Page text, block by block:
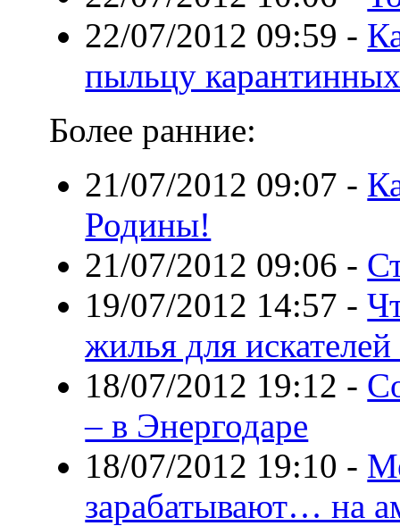
22/07/2012 09:59 -
пыльцу
Более ранние:
21/07/2012 09:07 -
Родины!
21/07/2012 09:06 -
19/07/2012 14:57 -
жилья для
18/07/2012 19:12 -
– в Энергодаре
18/07/2012 19:10 -
зарабатывают… на